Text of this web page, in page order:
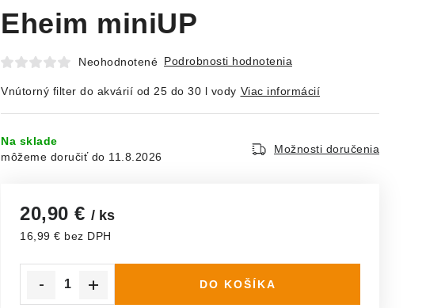
Eheim miniUP
Neohodnotené Podrobnosti hodnotenia
Vnútorný filter do akvárií od 25 do 30 l vody Viac informácií
Na sklade
11.8.2026
Možnosti doručenia
20,90 € / ks
16,99 € bez DPH
DO KOŠÍKA